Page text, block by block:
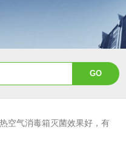
热空气消毒箱灭菌效果好，有